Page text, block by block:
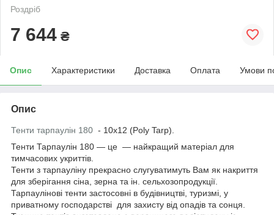
Роздріб
7 644 ₴
Опис Характеристики Доставка Оплата Умови
Опис
Тенти тарпаулін 180 - 10х12 (Poly Tarp).
Тенти Тарпаулін 180 — це — найкращий матеріал для
тимчасових укриттів.
Тенти з тарпауліну прекрасно слугуватимуть Вам як накриття
для зберігання сіна, зерна та ін. сельхозопродукції.
Тарпаулінові тенти застосовні в будівництві, туризмі, у
приватному господарстві для захисту від опадів та сонця.